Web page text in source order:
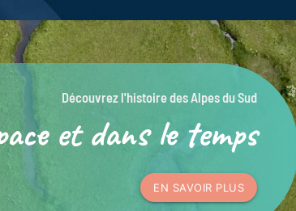
Découvrez l'histoire des Alpes du Sud
et dans le temps
EN SAVOIR PLUS